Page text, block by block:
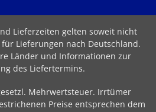
Lieferzeiten gelten soweit nicht
Lieferungen nach Deutschland.
Länder und Informationen zur
des Liefertermins.
Mehrwertsteuer. Irrtümer
Preise entsprechen dem